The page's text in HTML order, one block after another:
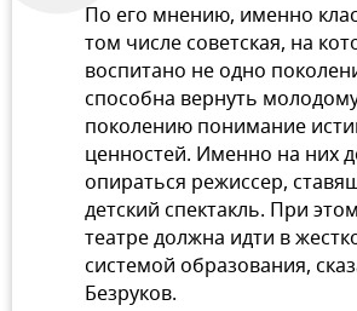
По его мнению, именно
том числе советская, на
воспитано не одно
способна вернуть
поколению понимание
ценностей. Именно на них
опираться режиссер,
детский спектакль. При
театре должна идти в
системой образования,
Безруков.